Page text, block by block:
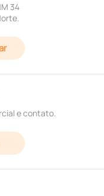
34
e contato.